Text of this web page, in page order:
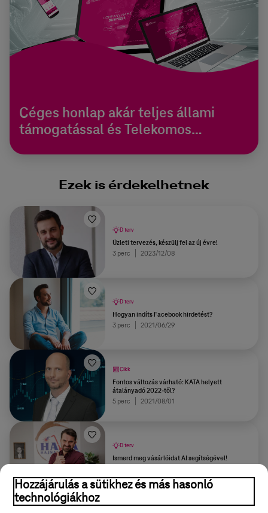
Céges honlap akár teljes állami
támogatással és Telekomos
Ezek is érdekelhetnek
D terv
Üzleti tervezés, készülj fel az új évre!
3 perc
2023/12/08
D terv
Hogyan indíts Facebook hirdetést?
3 perc
2021/06/29
Cikk
Fontos változás várható: KATA helyett
átalányadó 2022-től?
5 perc
2021/08/01
D terv
Ismerd meg vásárlóidat AI segítségével!
Hozzájárulás a sütikhez és más hasonló
technológiákhoz